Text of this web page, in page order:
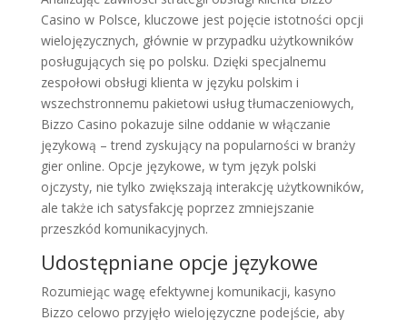
Casino w Polsce, kluczowe jest pojęcie istotności opcji
wielojęzycznych, głównie w przypadku użytkowników
posługujących się po polsku. Dzięki specjalnemu
zespołowi obsługi klienta w języku polskim i
wszechstronnemu pakietowi usług tłumaczeniowych,
Bizzo Casino pokazuje silne oddanie w włączanie
językową – trend zyskujący na popularności w branży
gier online. Opcje językowe, w tym język polski
ojczysty, nie tylko zwiększają interakcję użytkowników,
ale także ich satysfakcję poprzez zmniejszanie
przeszkód komunikacyjnych.
Udostępniane opcje językowe
Rozumiejąc wagę efektywnej komunikacji, kasyno
Bizzo celowo przyjęło wielojęzyczne podejście, aby